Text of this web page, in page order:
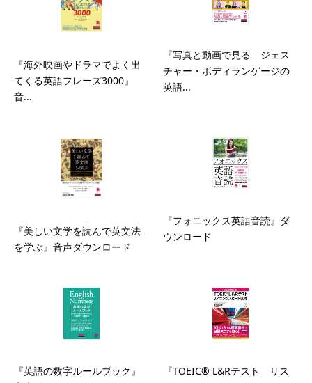
『海外映画やドラマでよく出
てくる英語フレーズ3000』
音...
『写真と動画で見る ジェス
チャー・ボディランゲージの
英語...
『美しい文学を読んで英文法
を学ぶ』音声ダウンロード
『フォニックス英語音読』ダ
ウンロード
『英語の数字ルールブック』
『TOEIC® L&Rテスト リス